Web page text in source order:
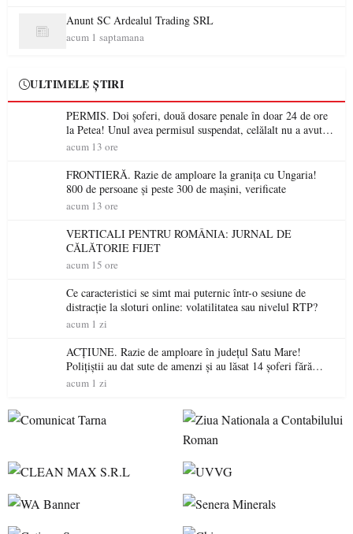
Anunt SC Ardealul Trading SRL
acum 1 saptamana
ULTIMELE ȘTIRI
PERMIS. Doi șoferi, două dosare penale în doar 24 de ore
la Petea! Unul avea permisul suspendat, celălalt nu a avut
niciodată permis
acum 13 ore
FRONTIERĂ. Razie de amploare la granița cu Ungaria!
800 de persoane și peste 300 de mașini, verificate
acum 13 ore
VERTICALI PENTRU ROMÂNIA: JURNAL DE
CĂLĂTORIE FIJET
acum 15 ore
Ce caracteristici se simt mai puternic într-o sesiune de
distracție la sloturi online: volatilitatea sau nivelul RTP?
acum 1 zi
ACȚIUNE. Razie de amploare în județul Satu Mare!
Polițiștii au dat sute de amenzi și au lăsat 14 șoferi fără
permis într-o singură zi
acum 1 zi